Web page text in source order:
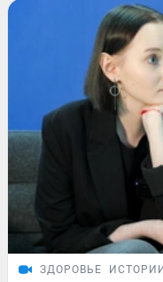
ЗДОРОВЬЕ ИСТОРИИ